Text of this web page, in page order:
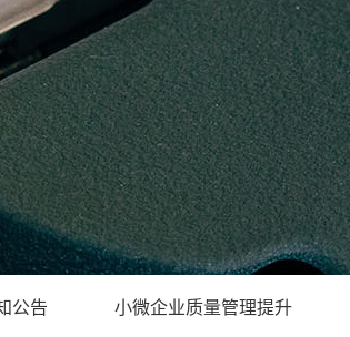
公告 小微企业质量管理提升